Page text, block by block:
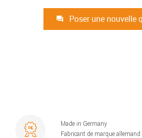
Poser une nouvelle
Made in Germany
Fabricant de marque allemand